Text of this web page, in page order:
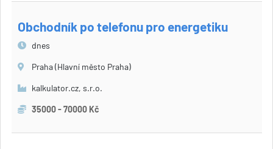
Obchodník po telefonu pro energetiku
dnes
Praha (Hlavní město Praha)
kalkulator.cz, s.r.o.
35000 - 70000 Kč